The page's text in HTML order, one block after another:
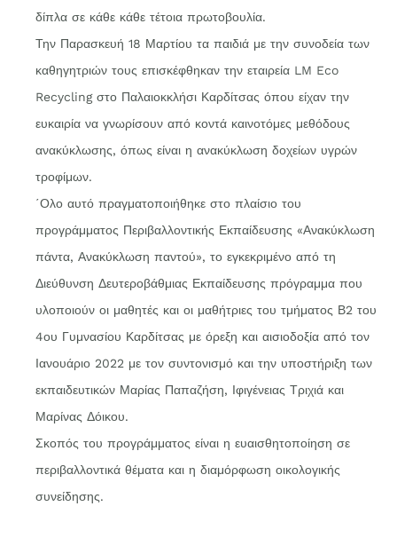
δίπλα σε κάθε κάθε τέτοια πρωτοβουλία.
Την Παρασκευή 18 Μαρτίου τα παιδιά με την συνοδεία των
καθηγητριών τους επισκέφθηκαν την εταιρεία LM Eco
Recycling στο Παλαιοκκλήσι Καρδίτσας όπου είχαν την
ευκαιρία να γνωρίσουν από κοντά καινοτόμες μεθόδους
ανακύκλωσης, όπως είναι η ανακύκλωση δοχείων υγρών
τροφίμων.
΄Ολο αυτό πραγματοποιήθηκε στο πλαίσιο του
προγράμματος Περιβαλλοντικής Εκπαίδευσης «Ανακύκλωση
πάντα, Ανακύκλωση παντού», το εγκεκριμένο από τη
Διεύθυνση Δευτεροβάθμιας Εκπαίδευσης πρόγραμμα που
υλοποιούν οι μαθητές και οι μαθήτριες του τμήματος Β2 του
4ου Γυμνασίου Καρδίτσας με όρεξη και αισιοδοξία από τον
Ιανουάριο 2022 με τον συντονισμό και την υποστήριξη των
εκπαιδευτικών Μαρίας Παπαζήση, Ιφιγένειας Τριχιά και
Μαρίνας Δόικου.
Σκοπός του προγράμματος είναι η ευαισθητοποίηση σε
περιβαλλοντικά θέματα και η διαμόρφωση οικολογικής
συνείδησης.